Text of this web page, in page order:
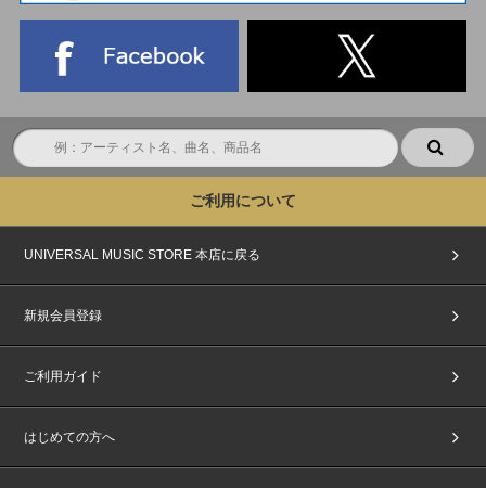
ご利用について
UNIVERSAL MUSIC STORE 本店に戻る
新規会員登録
ご利用ガイド
はじめての方へ